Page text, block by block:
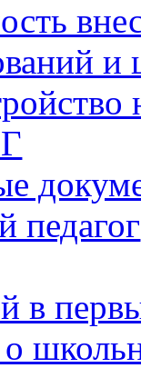
и
педагог
в